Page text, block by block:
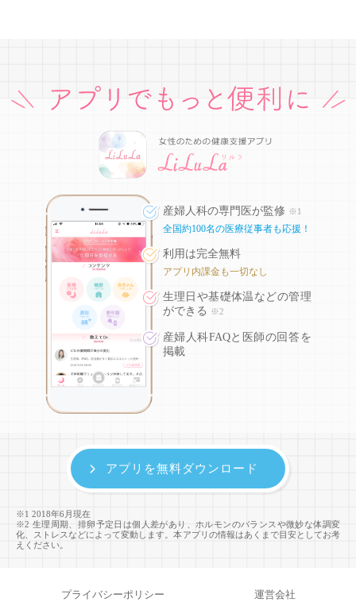
産婦人科の専門医が監修 ※1
全国約100名の医療従事者も応援！
利用は完全無料
アプリ内課金も一切なし
生理日や基礎体温などの管理
ができる
※2
産婦人科FAQと医師の回答を
掲載
※1 2018年6月現在
※2 生理周期、排卵予定日は個人差があり、ホルモンのバランスや微妙な体調変
化、ストレスなどによって変動します。本アプリの情報はあくまで目安としてお考
えください。
アプリを無料ダウンロード
プライバシーポリシー 運営会社